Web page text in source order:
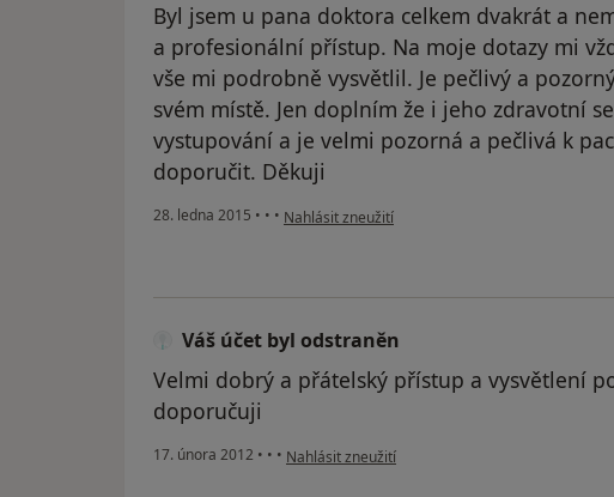
Byl jsem u pana doktora celkem dvakrát a
a profesionální přístup. Na moje dotazy mi
vše mi podrobně vysvětlil. Je pečlivý a
svém místě. Jen doplním že i jeho zdravotní
vystupování a je velmi pozorná a pečlivá k
doporučit. Děkuji
28. ledna 2015 • • • podle názoru uživatele Váš účet byl odstraněn
Nahlásit zneužití
Váš účet byl odstraněn
Velmi dobrý a přátelský přístup a vysvětlení
doporučuji
17. února 2012 • • • podle názoru uživatele Váš účet byl odstraněn
Nahlásit zneužití